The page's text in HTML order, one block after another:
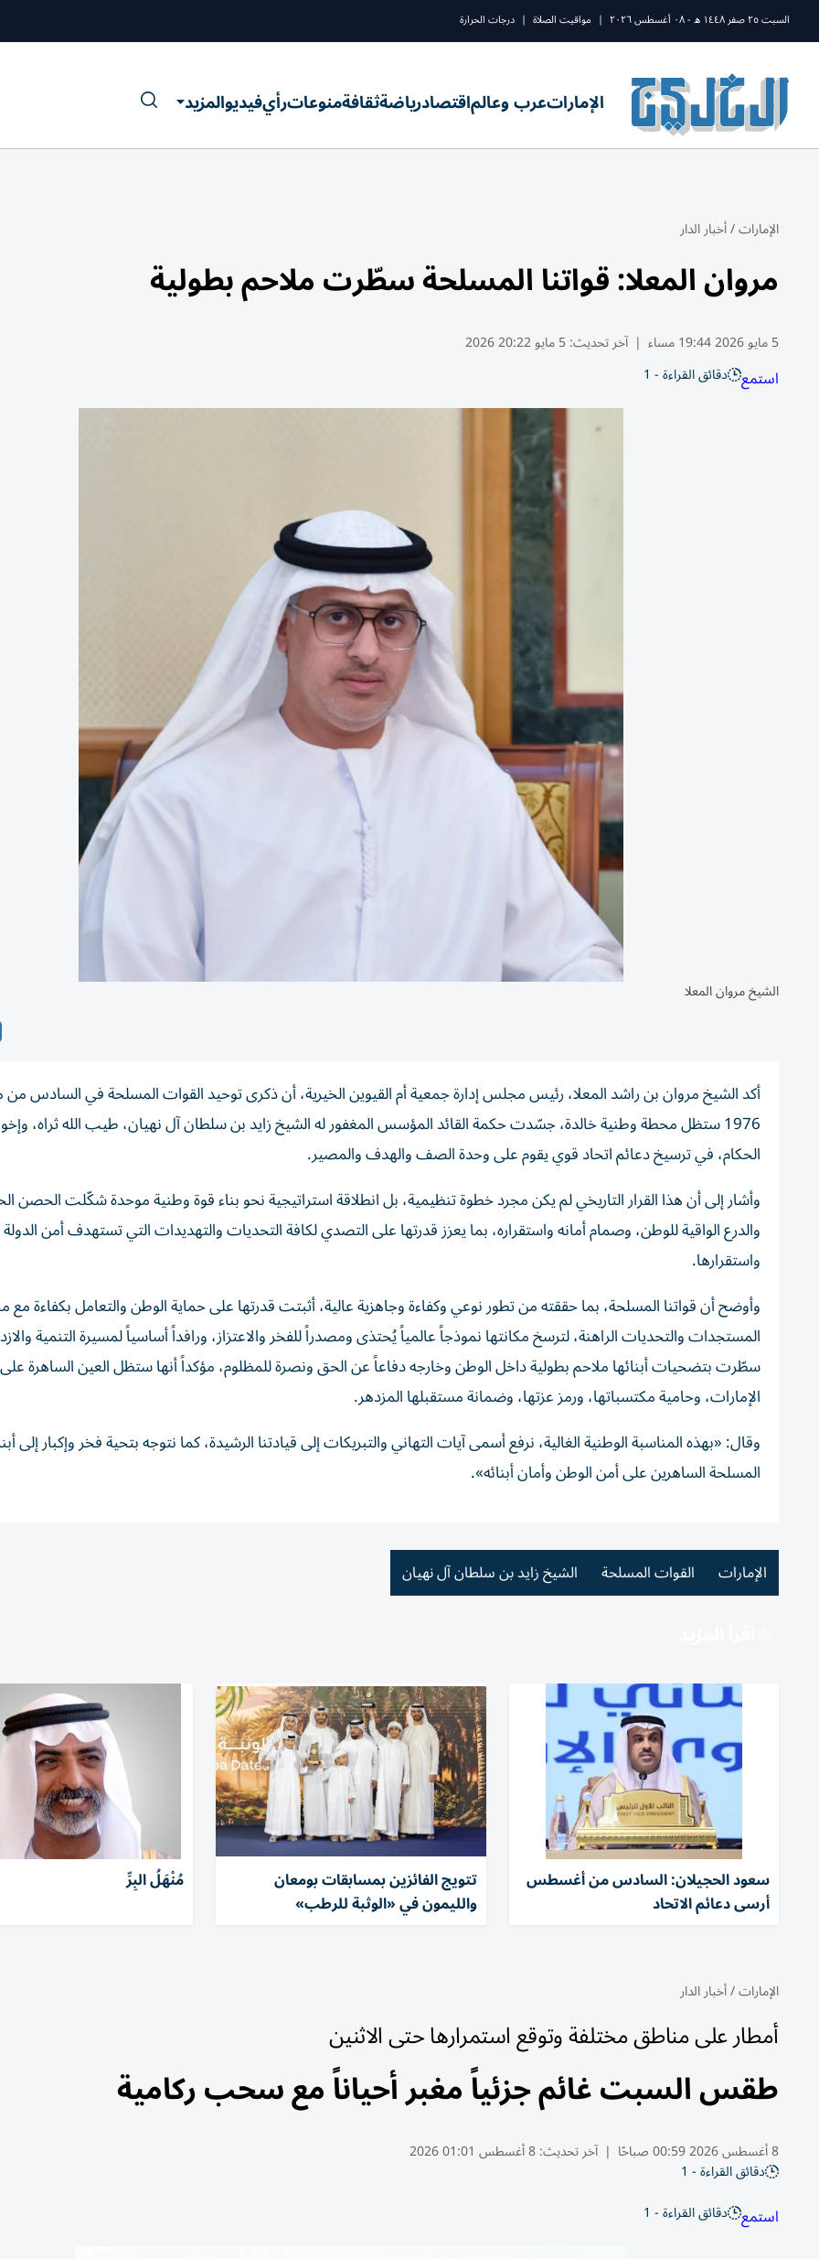
السبت ٢٥ صفر ١٤٤٨ ه - ٠٨ أغسطس ٢٠٢٦ | مواقيت الصلاة | درجات الحرارة
الإماراتعرب وعالماقتصادرياضةثقافةمنوعاترأيفيديوالمزيد
الإمارات/أخبار الدار
مروان المعلا: قواتنا المسلحة سطّرت ملاحم بطولية
5 مايو 2026 19:44 مساء | آخر تحديث:5 مايو 20:22 2026
استمع دقائق القراءة - 1
الشيخ مروان المعلا
أكد الشيخ مروان بن راشد المعلا، رئيس مجلس إدارة جمعية أم القيوين الخيرية، أن ذكرى توحيد القوات المسلحة في السادس من
1976 ستظل محطة وطنية خالدة، جسّدت حكمة القائد المؤسس المغفور له الشيخ زايد بن سلطان آل نهيان، طيب الله ثراه،
الحكام، في ترسيخ دعائم اتحاد قوي يقوم على وحدة الصف والهدف والمصير.
وأشار إلى أن هذا القرار التاريخي لم يكن مجرد خطوة تنظيمية، بل انطلاقة استراتيجية نحو بناء قوة وطنية موحدة شكّلت الحصن
والدرع الواقية للوطن، وصمام أمانه واستقراره، بما يعزز قدرتها على التصدي لكافة التحديات والتهديدات التي تستهدف أمن الدولة
واستقرارها.
وأوضح أن قواتنا المسلحة، بما حققته من تطور نوعي وكفاءة وجاهزية عالية، أثبتت قدرتها على حماية الوطن والتعامل بكفاءة
المستجدات والتحديات الراهنة، لترسخ مكانتها نموذجاً عالمياً يُحتذى ومصدراً للفخر والاعتزاز، ورافداً أساسياً لمسيرة التنمية
سطّرت بتضحيات أبنائها ملاحم بطولية داخل الوطن وخارجه دفاعاً عن الحق ونصرة للمظلوم، مؤكداً أنها ستظل العين الساهرة
الإمارات، وحامية مكتسباتها، ورمز عزتها، وضمانة مستقبلها المزدهر.
وقال: «بهذه المناسبة الوطنية الغالية، نرفع أسمى آيات التهاني والتبريكات إلى قيادتنا الرشيدة، كما نتوجه بتحية فخر وإكبار إلى
المسلحة الساهرين على أمن الوطن وأمان أبنائه».
الإمارات القوات المسلحة الشيخ زايد بن سلطان آل نهيان
سعود الحجيلان: السادس من أغسطس
أرسى دعائم الاتحاد
تتويج الفائزين بمسابقات بومعان
والليمون في «الوثبة للرطب»
مُنْهَلُ البِرِّ
الإمارات/أخبار الدار
أمطار على مناطق مختلفة وتوقع استمرارها حتى الاثنين
طقس السبت غائم جزئياً مغبر أحياناً مع سحب ركامية
8 أغسطس 2026 00:59 صباحًا | آخر تحديث:8 أغسطس 01:01 2026
دقائق القراءة - 1
استمع دقائق القراءة - 1